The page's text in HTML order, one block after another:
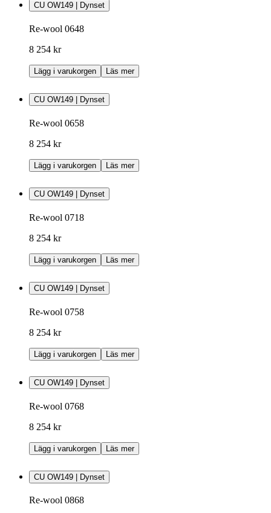
CU OW149 | Dynset
Re-wool 0648
8 254 kr
Lägg i varukorgen Läs mer
CU OW149 | Dynset
Re-wool 0658
8 254 kr
Lägg i varukorgen Läs mer
CU OW149 | Dynset
Re-wool 0718
8 254 kr
Lägg i varukorgen Läs mer
CU OW149 | Dynset
Re-wool 0758
8 254 kr
Lägg i varukorgen Läs mer
CU OW149 | Dynset
Re-wool 0768
8 254 kr
Lägg i varukorgen Läs mer
CU OW149 | Dynset
Re-wool 0868